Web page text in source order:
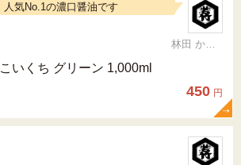
人気No.1の濃口醤油です
林田 かおり
こいくち グリーン 1,000ml
450 円